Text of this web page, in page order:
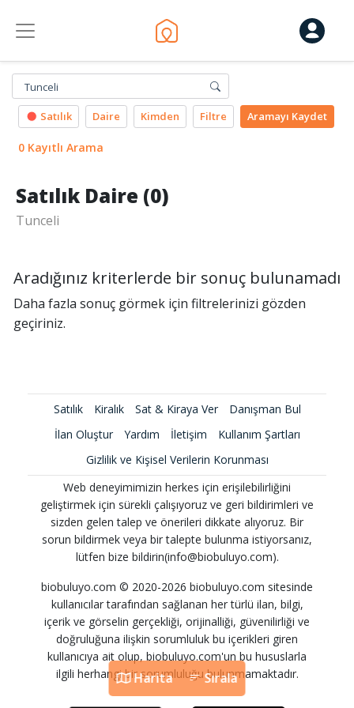
Tunceli
Satılık Daire Kimden Filtre Aramayı Kaydet
0 Kayıtlı Arama
Harita Sırala
Harita
Satılık Daire (0)
Tunceli
Aradığınız kriterlerde bir sonuç bulunamadı
Daha fazla sonuç görmek için filtrelerinizi gözden
geçiriniz.
Satılık Kiralık Sat & Kiraya Ver
Danışman Bul
İlan Oluştur
Yardım İletişim
Kullanım Şartları
Gizlilik ve Kişisel Verilerin Korunması
Web deneyimimizin herkes için erişilebilirliğini
geliştirmek için sürekli çalışıyoruz ve geri bildirimleri ve
sizden gelen talep ve önerileri dikkate alıyoruz. Bir
sorun bildirmek veya bir talepte bulunma istiyorsanız,
lütfen bize bildirin(info@biobuluyo.com).
biobuluyo.com © 2020-2026 biobuluyo.com sitesinde
kullanıcılar tarafından sağlanan her türlü ilan, bilgi,
içerik ve görselin gerçekliği, orijinalliği, güvenilirliği ve
doğruluğuna ilişkin sorumluluk bu içerikleri giren
kullanıcıya ait olup, biobuluyo.com'un bu hususlarla
ilgili herhangi bir sorumluluğu bulunmamaktadır.